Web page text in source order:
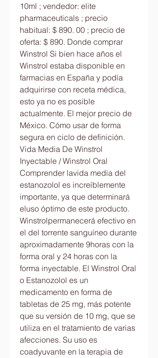
10ml ; vendedor: elite
pharmaceuticals ; precio
habitual: $ 890. 00 ; precio de
oferta: $ 890. Donde comprar
Winstrol Si bien hace años el
Winstrol estaba disponible en
farmacias en España y podía
adquirirse con receta médica,
esto ya no es posible
actualmente. El mejor precio de
México. Cómo usar de forma
segura en ciclo de definición.
Vida Media De Winstrol
Inyectable / Winstrol Oral
Comprender lavida media del
estanozolol es increíblemente
importante, ya que determinará
eluso óptimo de este producto.
Winstrolpermanecerá efectivo en
el del torrente sanguíneo durante
aproximadamente 9horas con la
forma oral y 24 horas con la
forma inyectable. El Winstrol Oral
o Estanozolol es un
medicamento en forma de
tabletas de 25 mg, más potente
que su versión de 10 mg, que se
utiliza en el tratamiento de varias
afecciones. Su uso es
coadyuvante en la terapia de